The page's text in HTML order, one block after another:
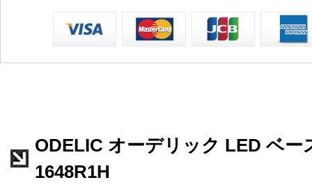
ODELIC オーデリック LED ベー
1648R1H